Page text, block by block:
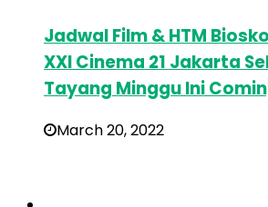
Jadwal Film & HTM
XXI Cinema 21 Jakarta
Tayang Minggu Ini
March 20, 2022